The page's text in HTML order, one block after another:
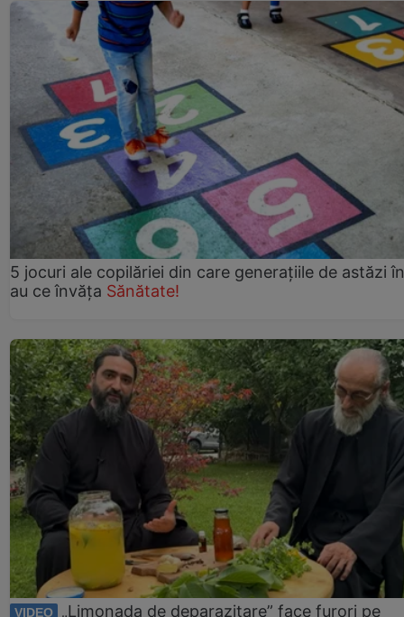
5 jocuri ale copilăriei din care generațiile de astăzi
au ce învăța Sănătate!
VIDEO
„Limonada de deparazitare” face furori pe